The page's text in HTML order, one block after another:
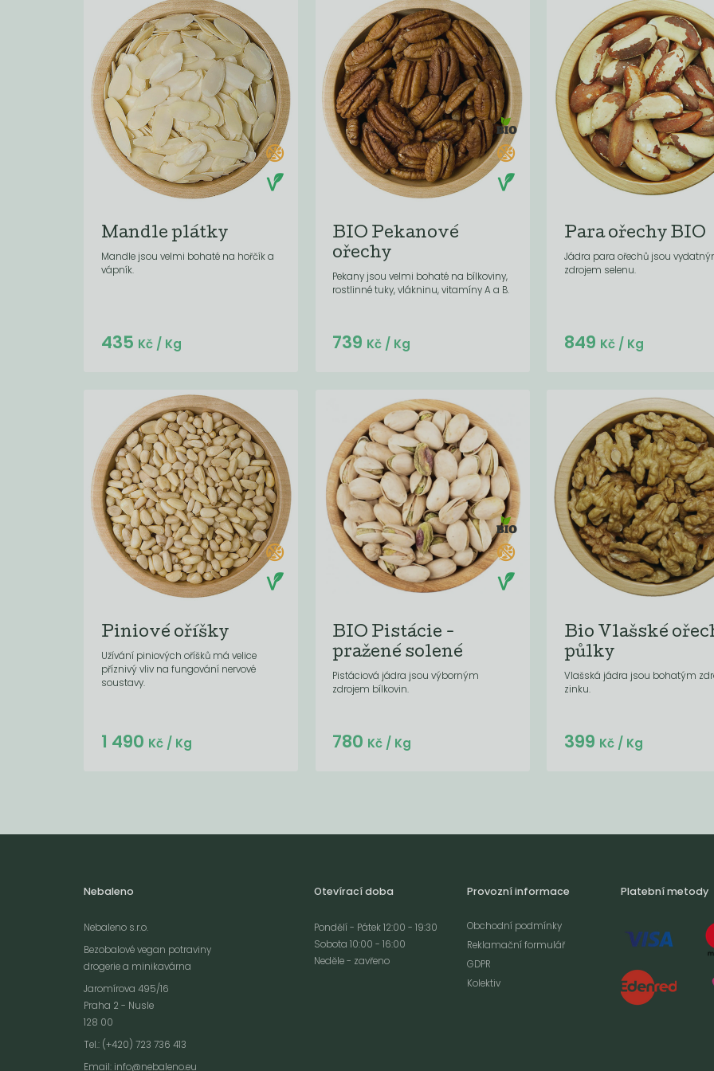
Mandle plátky
Mandle jsou velmi bohaté na hořčík a
vápník.
Do košíku:
435 Kč/ Kg
BIO Pekanové
ořechy
Pekany jsou velmi bohaté na bílkoviny,
rostlinné tuky, vlákninu, vitamíny A a B.
Do košíku:
739 Kč / Kg
Para ořechy BIO
Jádra para ořechů jsou
zdrojem selenu.
Do košíku:
849 Kč/ Kg
Piniové oříšky
Užívání piniových oříšků má velice
příznivý vliv na fungování nervové
soustavy.
Do košíku:
1 490 Kč/ Kg
BIO Pistácie -
pražené solené
Pistáciová jádra jsou výborným
zdrojem bílkovin.
Do košíku:
780 Kč / Kg
Bio Vlašské
půlky
Vlašská jádra jsou bohatým
zinku.
Do košíku:
399 Kč/ Kg
Nebaleno
Nebaleno s.r.o.
Bezobalové vegan potraviny
drogerie a minikavárna
Jaromírova 495/16
Praha 2 - Nusle
128 00
Tel.: (+420) 723 736 413
Email: info@nebaleno.eu
Otevírací doba
Pondělí - Pátek 12:00 - 19:30
Sobota 10:00 - 16:00
Neděle - zavřeno
Provozní informace
Obchodní podmínky
Reklamační formulář
GDPR
Kolektiv
Platební metody
Webové stránky používají k poskytování služeb, personalizaci reklam a analýze